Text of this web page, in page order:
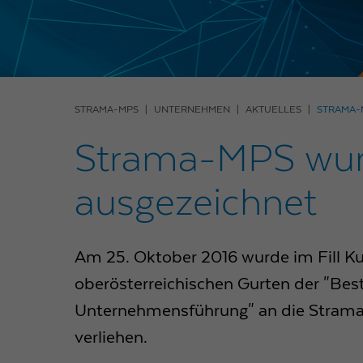
STRAMA-MPS UNTERNEHMEN AKTUELLES STRAMA-
Strama-MPS
ausgezeichnet
Am 25. Oktober 2016 wurde im Fill
oberösterreichischen Gurten der
Unternehmensführung" an die
verliehen.